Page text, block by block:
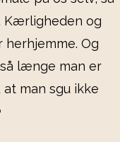
Kærligheden og
Og
længe man er
man sgu ikke